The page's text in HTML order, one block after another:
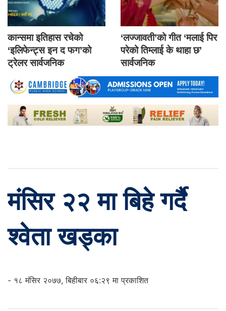
कान्समा इतिहास रचेको
‘इलिफेन्ट्स इन द फग’को
ट्रेलर सार्वजनिक
‘लज्जावती’को गीत ‘मलाई पिर
परेको तिम्लाई के थाहा छ’
सार्वजनिक
मंसिर २२ मा बिहे गर्दै
श्वेता खड्का
- १८ मंसिर २०७७, बिहीबार ०६:२९ मा प्रकाशित